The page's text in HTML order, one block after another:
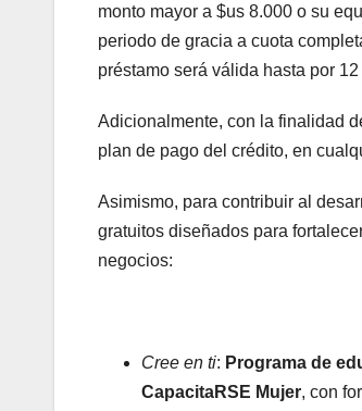
monto mayor a $us 8.000 o su
periodo de gracia a cuota
préstamo será válida hasta por 12
Adicionalmente, con la finalidad
plan de pago del crédito, en
Asimismo, para contribuir al
gratuitos diseñados para
negocios:
Cree en ti: Programa de
CapacitaRSE Mujer, con